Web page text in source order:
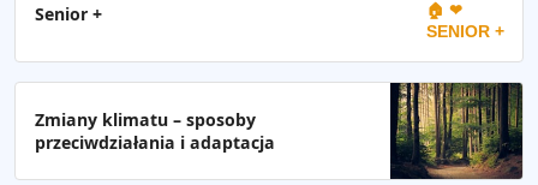
Senior + 🏠 ❤
SENIOR +
Zmiany klimatu – sposoby
przeciwdziałania i adaptacja